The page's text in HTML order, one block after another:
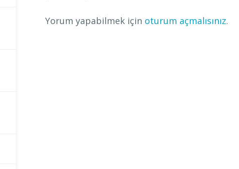
Yorum yapabilmek için oturum açmalısınız.